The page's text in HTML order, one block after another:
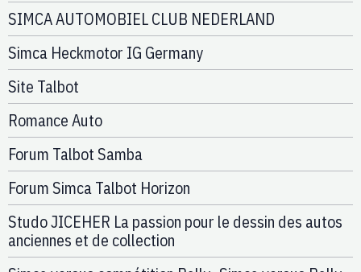
SIMCA AUTOMOBIEL CLUB NEDERLAND
Simca Heckmotor IG Germany
Site Talbot
Romance Auto
Forum Talbot Samba
Forum Simca Talbot Horizon
Studo JICEHER La passion pour le dessin des autos
anciennes et de collection